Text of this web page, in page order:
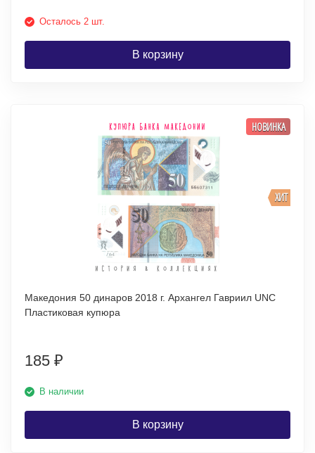
Осталось 2 шт.
В корзину
ХИТ
НОВИНКА
Македония 50 динаров 2018 г. Архангел Гавриил UNC
Пластиковая купюра
185 ₽
В наличии
В корзину